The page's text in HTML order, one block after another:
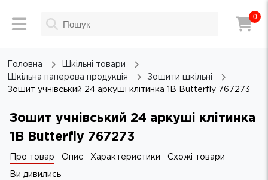
0
Головна
Шкільні товари
Шкільна паперова продукція
Зошити шкільні
Зошит учнівський 24 аркуші клітинка 1B Butterfly 767273
Зошит учнівський 24 аркуші клітинка
1B Butterfly 767273
Про товар Опис Характеристики Схожі товари
Ви дивились